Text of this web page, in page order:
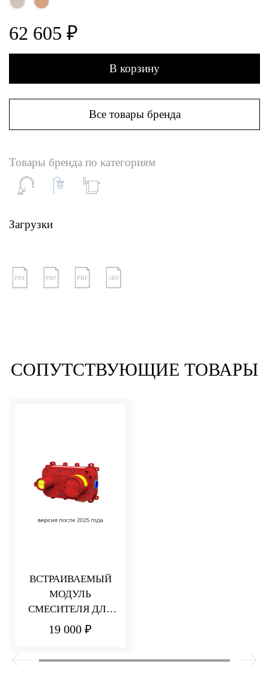
62 605 ₽
В корзину
Все товары бренда
Товары бренда по категориям
Загрузки
PDF PDF PDF 3DS
СОПУТСТВУЮЩИЕ ТОВАРЫ
ВСТРАИВАЕМЫЙ
МОДУЛЬ
СМЕСИТЕЛЯ ДЛЯ
РАКОВИНЫ/ДУША
19 000 ₽